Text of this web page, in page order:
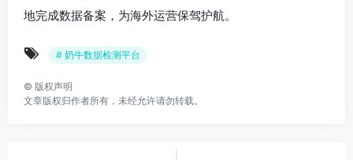
地完成数据备案，为海外运营保驾护航。
# 奶牛数据检测平台
© 版权声明
文章版权归作者所有，未经允许请勿转载。